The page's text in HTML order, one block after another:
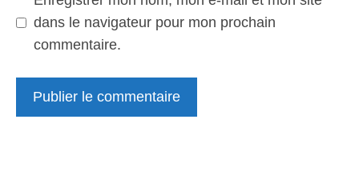
dans le navigateur pour mon prochain
commentaire.